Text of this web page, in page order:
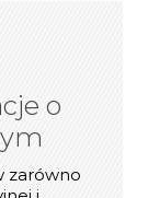
o
zarówno